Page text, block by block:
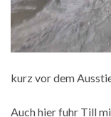
kurz vor dem
Auch hier fuhr Till